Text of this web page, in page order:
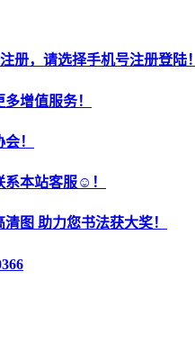
册，请选择手机号注册登陆！
增值服务！
！
本站客服☺！
图 助力您书法获大奖！